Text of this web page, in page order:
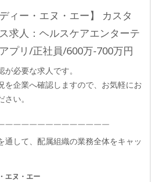
ィー・エヌ・エー】 カスタ
求人：ヘルスケアエンターテ
プリ/正社員/600万-700万円
必要な求人です。
を企業へ確認しますので、お気軽にお
い。
￣￣￣￣￣￣￣￣￣￣￣￣￣
して、配属組織の業務全体をキャッ
エヌ・エー